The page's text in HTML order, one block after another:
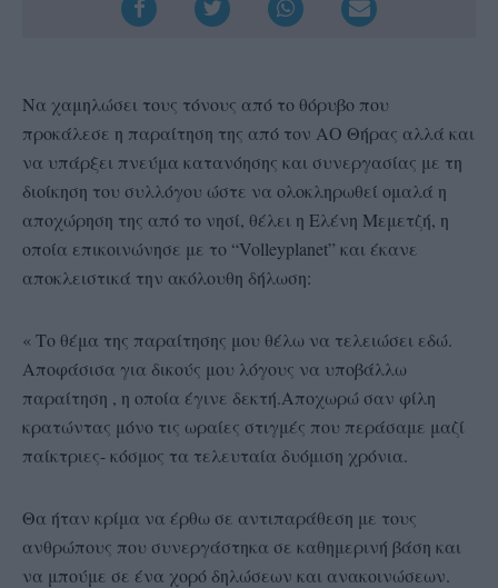
Να χαμηλώσει τους τόνους από το θόρυβο που
προκάλεσε η παραίτηση της από τον ΑΟ Θήρας αλλά και
να υπάρξει πνεύμα κατανόησης και συνεργασίας με τη
διοίκηση του συλλόγου ώστε να ολοκληρωθεί ομαλά η
αποχώρηση της από το νησί, θέλει η Ελένη Μεμετζή, η
οποία επικοινώνησε με το “Volleyplanet” και έκανε
αποκλειστικά την ακόλουθη δήλωση:
« Το θέμα της παραίτησης μου θέλω να τελειώσει εδώ.
Αποφάσισα για δικούς μου λόγους να υποβάλλω
παραίτηση , η οποία έγινε δεκτή.Αποχωρώ σαν φίλη
κρατώντας μόνο τις ωραίες στιγμές που περάσαμε μαζί
παίκτριες- κόσμος τα τελευταία δυόμιση χρόνια.
Θα ήταν κρίμα να έρθω σε αντιπαράθεση με τους
ανθρώπους που συνεργάστηκα σε καθημερινή βάση και
να μπούμε σε ένα χορό δηλώσεων και ανακοινώσεων.